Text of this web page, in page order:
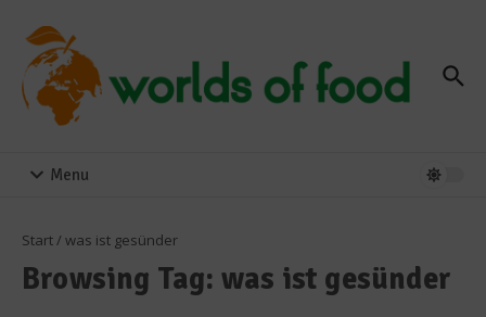
Menu
Start/ was ist gesünder
Browsing Tag: was ist gesünder